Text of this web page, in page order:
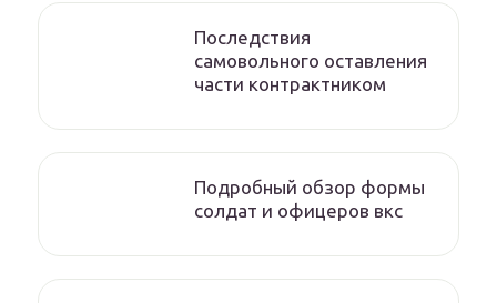
Последствия
самовольного оставления
части контрактником
Подробный обзор формы
солдат и офицеров вкс